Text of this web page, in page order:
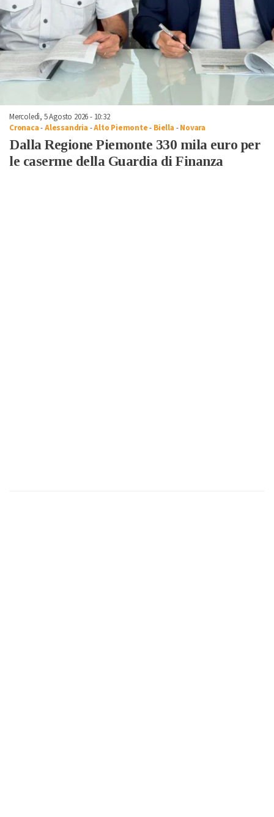
Mercoledì, 5 Agosto 2026 - 10:32
Cronaca-Alessandria -Alto Piemonte- Biella -Novara
Dalla Regione Piemonte 330 mila euro per
le caserme della Guardia di Finanza